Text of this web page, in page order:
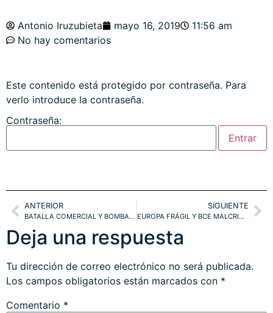
Antonio Iruzubieta mayo 16, 2019
11:56 am
No hay comentarios
Este contenido está protegido por contraseña. Para
verlo introduce la contraseña.
Contraseña:
ANTERIOR
BATALLA COMERCIAL Y BOMBARDEROS MONETARIOS. EXPECTATIVAS NASDAQ, S&P500
SIGUIENTE
EUROPA FRÁGIL Y BCE MALCRIANDO A LOS GOBIERNOS. FTSE MILÁN, DAX, IBEX, EUROSTOXX, DOW, NASDAQ… VUELTA A MÁXIMOS?. ESTRATEGIAS
Deja una respuesta
Tu dirección de correo electrónico no será publicada.
Los campos obligatorios están marcados con *
Comentario *